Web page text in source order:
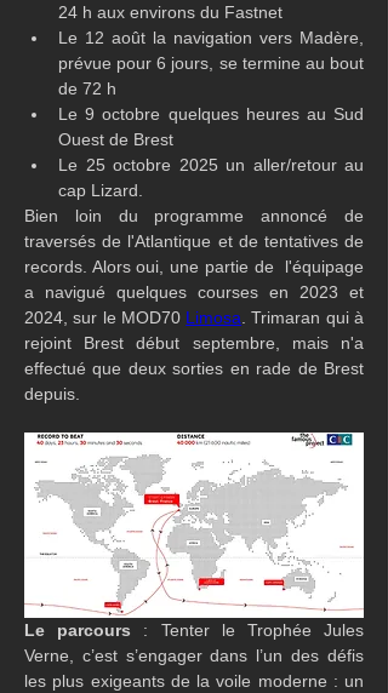
24 h aux environs du Fastnet
Le 12 août la navigation vers Madère,
prévue pour 6 jours, se termine au bout
de 72 h
Le 9 octobre quelques heures au Sud
Ouest de Brest
Le 25 octobre 2025 un aller/retour au
cap Lizard.
Bien loin du programme annoncé de
traversés de l'Atlantique et de tentatives de
records. Alors oui, une partie de  l'équipage
a navigué quelques courses en 2023 et
2024, sur le MOD70 Limosa . Trimaran qui à
rejoint Brest début septembre, mais n'a
effectué que deux sorties en rade de Brest
depuis.
Le parcours : Tenter le Trophée Jules
Verne, c’est s’engager dans l’un des défis
les plus exigeants de la voile moderne : un